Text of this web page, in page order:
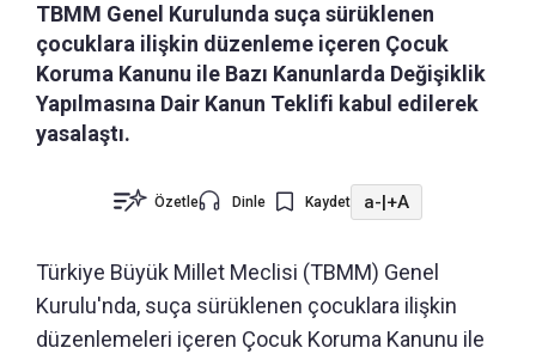
TBMM Genel Kurulunda suça sürüklenen
çocuklara ilişkin düzenleme içeren Çocuk
Koruma Kanunu ile Bazı Kanunlarda Değişiklik
Yapılmasına Dair Kanun Teklifi kabul edilerek
yasalaştı.
Özetle Dinle Kaydet a-|+A
Türkiye Büyük Millet Meclisi (TBMM) Genel
Kurulu'nda, suça sürüklenen çocuklara ilişkin
düzenlemeleri içeren Çocuk Koruma Kanunu ile